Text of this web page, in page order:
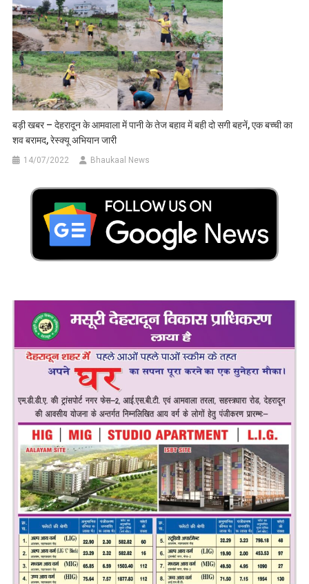
बड़ी खबर – देहरादून के आमवाला में पानी के तेज बहाव में बही दो सगी बहनें, एक बच्ची का
शव बरामद, रेस्क्यू अभियान जारी
14/07/2022 Bhaukaal News